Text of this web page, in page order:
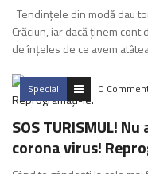
Tendințele din modă dau
Crăciun, iar dacă ținem
de înțeles de ce avem
Special 0
SOS TURISMUL!
corona virus!